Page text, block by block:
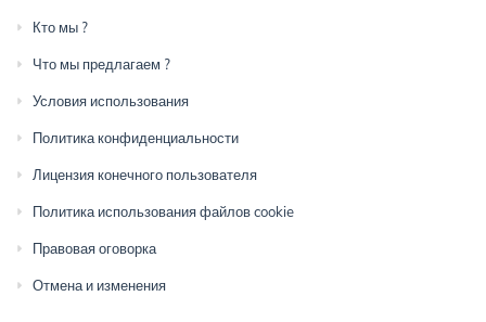
Кто мы ?
Что мы предлагаем ?
Условия использования
Политика конфиденциальности
Лицензия конечного пользователя
Политика использования файлов cookie
Правовая оговорка
Отмена и изменения